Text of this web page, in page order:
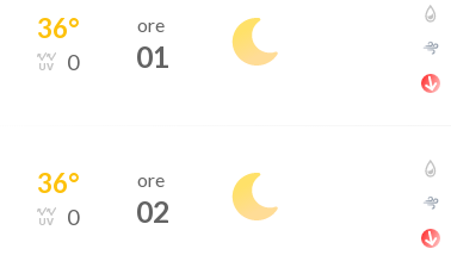
36°
0
ore
01
36°
0
ore
02